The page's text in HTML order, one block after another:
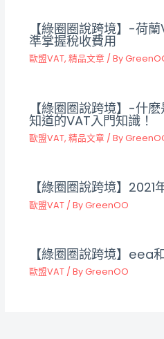
【綠圈圈說跨境】-荷
準掌握稅收費用
歐盟VAT, 精品文章 / By
【綠圈圈說跨境】-什
知道的VAT入門知識！
歐盟VAT, 精品文章 / By
【綠圈圈說跨境】
歐盟VAT/ ByGreenOO
【綠圈圈說跨境】eea
歐盟VAT/ ByGreenOO